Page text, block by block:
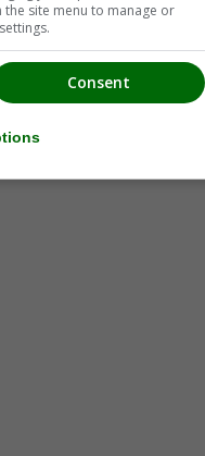
site menu to manage or
Consent